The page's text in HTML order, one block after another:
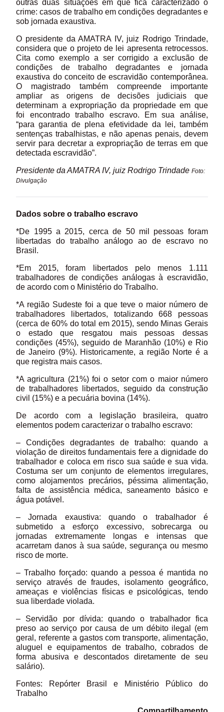
outras duas situações em que fica caracterizado o
crime: casos de trabalho em condições degradantes e
sob jornada exaustiva.
O presidente da AMATRA IV, juiz Rodrigo Trindade,
considera que o projeto de lei apresenta retrocessos.
Cita como exemplo a ser corrigido a exclusão de
condições de trabalho degradantes e jornada
exaustiva do conceito de escravidão contemporânea.
O magistrado também compreende importante
ampliar as origens de decisões judiciais que
determinam a expropriação da propriedade em que
foi encontrado trabalho escravo. Em sua análise,
“para garantia de plena efetividade da lei, também
sentenças trabalhistas, e não apenas penais, devem
servir para decretar a expropriação de terras em que
detectada escravidão”.
Presidente da AMATRA IV, juiz Rodrigo TrindadeFoto:
Divulgação
Dados sobre o trabalho escravo
*De 1995 a 2015, cerca de 50 mil pessoas foram
libertadas do trabalho análogo ao de escravo no
Brasil.
*Em 2015, foram libertados pelo menos 1.111
trabalhadores de condições análogas à escravidão,
de acordo com o Ministério do Trabalho.
*A região Sudeste foi a que teve o maior número de
trabalhadores libertados, totalizando 668 pessoas
(cerca de 60% do total em 2015), sendo Minas Gerais
o estado que resgatou mais pessoas dessas
condições (45%), seguido de Maranhão (10%) e Rio
de Janeiro (9%). Historicamente, a região Norte é a
que registra mais casos.
*A agricultura (21%) foi o setor com o maior número
de trabalhadores libertados, seguido da construção
civil (15%) e a pecuária bovina (14%).
De acordo com a legislação brasileira, quatro
elementos podem caracterizar o trabalho escravo:
– Condições degradantes de trabalho: quando a
violação de direitos fundamentais fere a dignidade do
trabalhador e coloca em risco sua saúde e sua vida.
Costuma ser um conjunto de elementos irregulares,
como alojamentos precários, péssima alimentação,
falta de assistência médica, saneamento básico e
água potável.
– Jornada exaustiva: quando o trabalhador é
submetido a esforço excessivo, sobrecarga ou
jornadas extremamente longas e intensas que
acarretam danos à sua saúde, segurança ou mesmo
risco de morte.
– Trabalho forçado: quando a pessoa é mantida no
serviço através de fraudes, isolamento geográfico,
ameaças e violências físicas e psicológicas, tendo
sua liberdade violada.
– Servidão por dívida: quando o trabalhador fica
preso ao serviço por causa de um débito ilegal (em
geral, referente a gastos com transporte, alimentação,
aluguel e equipamentos de trabalho, cobrados de
forma abusiva e descontados diretamente de seu
salário).
Fontes: Repórter Brasil e Ministério Público do
Trabalho